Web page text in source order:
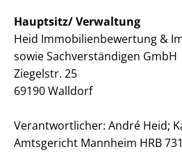
Hauptsitz/ Verwaltung
Heid Im­mo­bi­li­en­be­wer­tung &
sowie Sach­ver­stän­di­gen GmbH
Ziegelstr. 25
69190 Walldorf
Ver­ant­wort­li­cher: André Heid;
Amtsgericht Mannheim HRB